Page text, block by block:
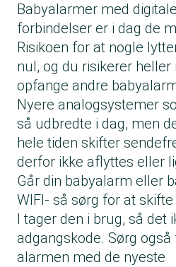
Babyalarmer med
forbindelser er i dag de
Risikoen for at nogle
nul, og du risikerer heller
opfange andre
Nyere analogsystemer
så udbredte i dag, men
hele tiden skifter
derfor ikke aflyttes eller
Går din babyalarm eller
WIFI- så sørg for at
I tager den i brug, så det
adgangskode. Sørg
alarmen med de nyeste